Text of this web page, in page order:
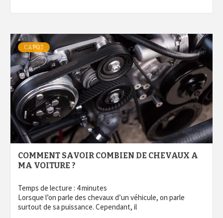
CAPOT
COMMENT SAVOIR COMBIEN DE CHEVAUX A
MA VOITURE ?
Temps de lecture : 4minutes
Lorsque l’on parle des chevaux d’un véhicule, on parle
surtout de sa puissance. Cependant, il